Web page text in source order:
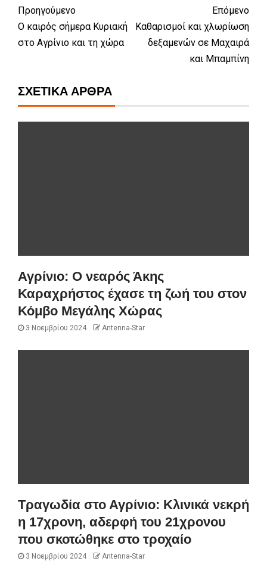
Προηγούμενο
Ο καιρός σήμερα Κυριακή
στο Αγρίνιο και τη χώρα
Επόμενο
Καθαρισμοί και χλωρίωση
δεξαμενών σε Μαχαιρά
και Μπαμπίνη
ΣΧΕΤΙΚΆ ΆΡΘΡΑ
Αγρίνιο: Ο νεαρός Άκης
Καραχρήστος έχασε τη ζωή του στον
Κόμβο Μεγάλης Χώρας
3 Νοεμβρίου 2024 Antenna-Star
Τραγωδία στο Αγρίνιο: Κλινικά νεκρή
η 17χρονη, αδερφή του 21χρονου
που σκοτώθηκε στο τροχαίο
3 Νοεμβρίου 2024 Antenna-Star